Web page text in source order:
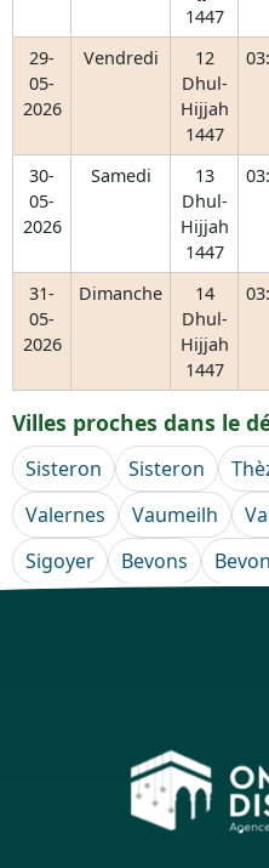
1447
29-
05-
2026
Vendredi
12
Dhul-
Hijjah
1447
30-
05-
2026
Samedi
13
Dhul-
Hijjah
1447
31-
05-
2026
Dimanche
14
Dhul-
Hijjah
1447
Villes proches dans le
Sisteron Sisteron
Valernes
Vaumeilh
Sigoyer
Bevons